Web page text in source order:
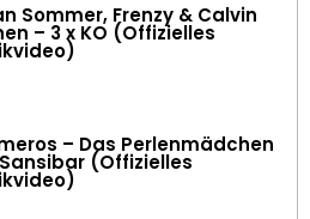
Sommer, Frenzy & Calvin
– 3 x KO (Offizielles
– Das Perlenmädchen
(Offizielles